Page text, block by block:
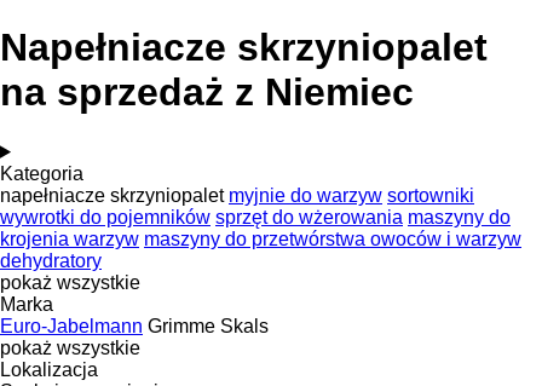
Napełniacze skrzyniopalet
na sprzedaż z Niemiec
Kategoria
napełniacze skrzyniopalet myjnie do warzyw sortowniki
wywrotki do pojemników sprzęt do wżerowania maszyny do
krojenia warzyw maszyny do przetwórstwa owoców i warzyw
dehydratory
pokaż wszystkie
Marka
Euro-Jabelmann Grimme Skals
pokaż wszystkie
Lokalizacja